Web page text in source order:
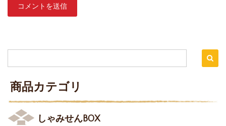
商品カテゴリ
しゃみせんBOX